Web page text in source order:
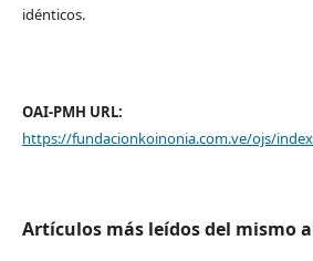
idénticos.
OAI-PMH URL:
https://fundacionkoinonia.com.ve/ojs/
Artículos más leídos del mismo